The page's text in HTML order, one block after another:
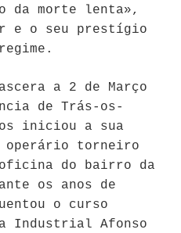
da morte lenta»,
e o seu prestígio
a 2 de Março
de Trás-os-
iniciou a sua
operário torneiro
oficina do bairro da
os anos de
o curso
Industrial Afonso